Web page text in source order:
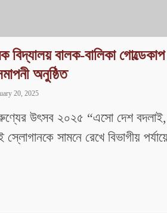
বিদ্যালয় বালক-বালিকা গোল্ডেকাপ
অনুষ্ঠিত
20, 2025
উৎসব ২০২৫ “এসো দেশ বদলাই,
সামনে রেখে বিভাগীয়